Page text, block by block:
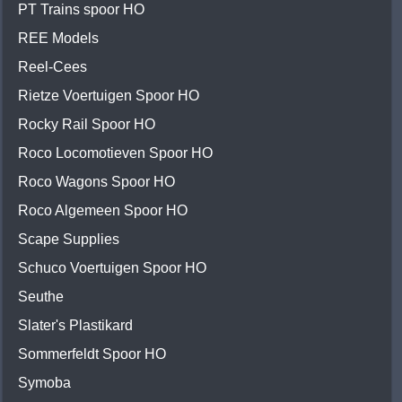
PT Trains spoor HO
REE Models
Reel-Cees
Rietze Voertuigen Spoor HO
Rocky Rail Spoor HO
Roco Locomotieven Spoor HO
Roco Wagons Spoor HO
Roco Algemeen Spoor HO
Scape Supplies
Schuco Voertuigen Spoor HO
Seuthe
Slater's Plastikard
Sommerfeldt Spoor HO
Symoba